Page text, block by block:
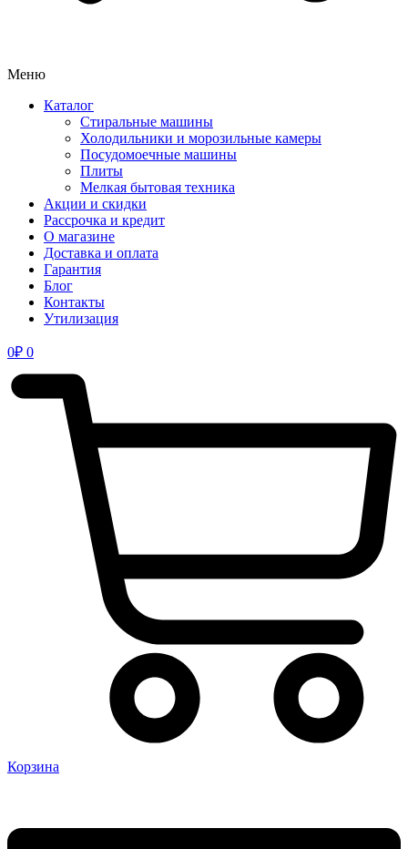
Меню
Каталог
Стиральные машины
Холодильники и морозильные камеры
Посудомоечные машины
Плиты
Мелкая бытовая техника
Акции и скидки
Рассрочка и кредит
О магазине
Доставка и оплата
Гарантия
Блог
Контакты
Утилизация
0₽ 0
Корзина